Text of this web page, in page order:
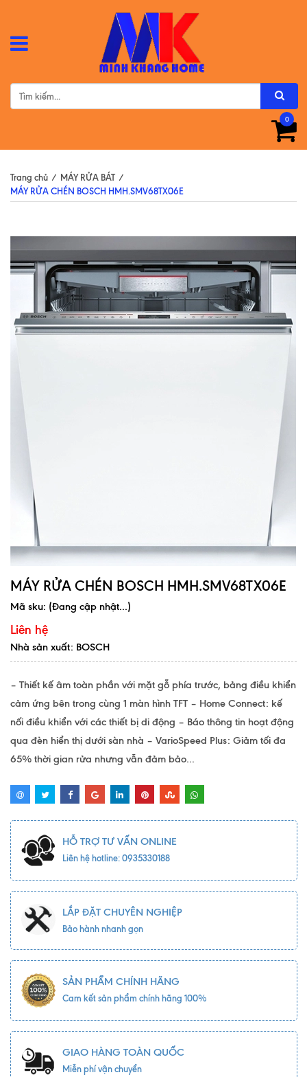
0
Trang chủ / MÁY RỬA BÁT /
MÁY RỬA CHÉN BOSCH HMH.SMV68TX06E
MÁY RỬA CHÉN BOSCH HMH.SMV68TX06E
Mã sku: (Đang cập nhật...)
Liên hệ
Nhà sản xuất: BOSCH
– Thiết kế âm toàn phần với mặt gỗ phía trước, bảng điều khiển
cảm ứng bên trong cùng 1 màn hình TFT – Home Connect: kế
nối điều khiển với các thiết bị di động – Báo thông tin hoạt động
qua đèn hiển thị dưới sàn nhà – VarioSpeed Plus: Giảm tối đa
65% thời gian rửa nhưng vẫn đảm bảo...
HỖ TRỢ TƯ VẤN ONLINE
Liên hệ hotline: 0935330188
LẮP ĐẶT CHUYÊN NGHIỆP
Bảo hành nhanh gọn
SẢN PHẨM CHÍNH HÃNG
Cam kết sản phẩm chính hãng 100%
GIAO HÀNG TOÀN QUỐC
Miễn phí vận chuyển